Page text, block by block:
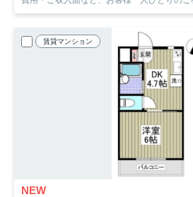
賃貸マンション
NEW